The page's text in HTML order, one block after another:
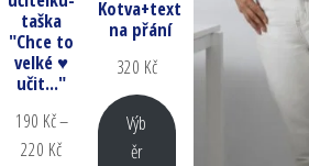
taška
"Chce to
velké ♥
učit..."
190 Kč–
220 Kč
Kotva+text
na přání
320 Kč
Výb
ěr